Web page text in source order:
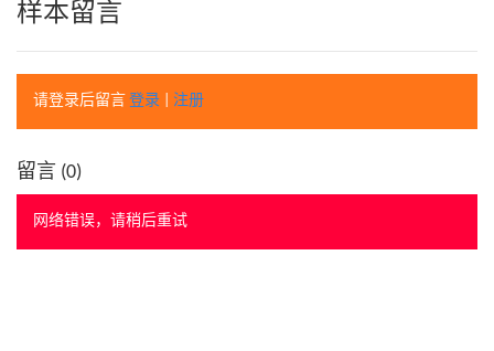
样本留言
请登录后留言 登录 注册
留言 (0)
网络错误，请稍后重试